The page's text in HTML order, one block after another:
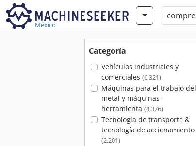
México
Categoría
Vehículos industriales y
comerciales (6,321)
Máquinas para el trabajo del
metal y máquinas-
herramienta (4,376)
Tecnología de transporte &
tecnología de accionamiento
(2,201)